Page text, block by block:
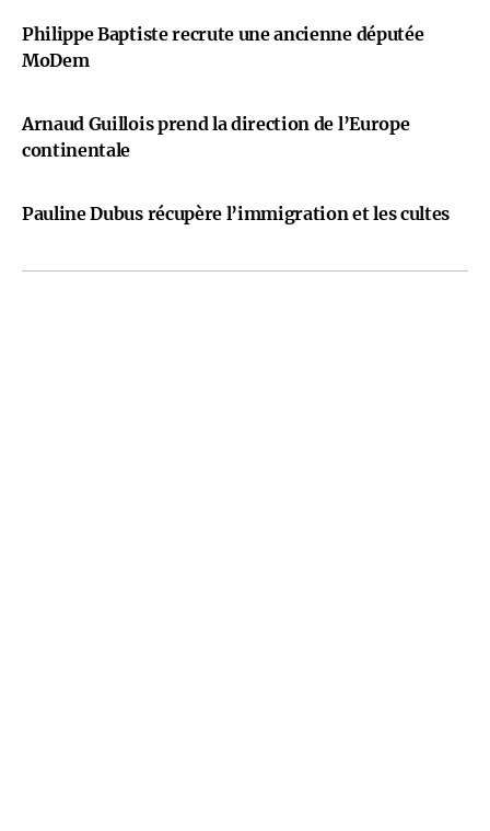
Philippe Baptiste recrute une ancienne députée
MoDem
Arnaud Guillois prend la direction de l’Europe
continentale
Pauline Dubus récupère l’immigration et les cultes